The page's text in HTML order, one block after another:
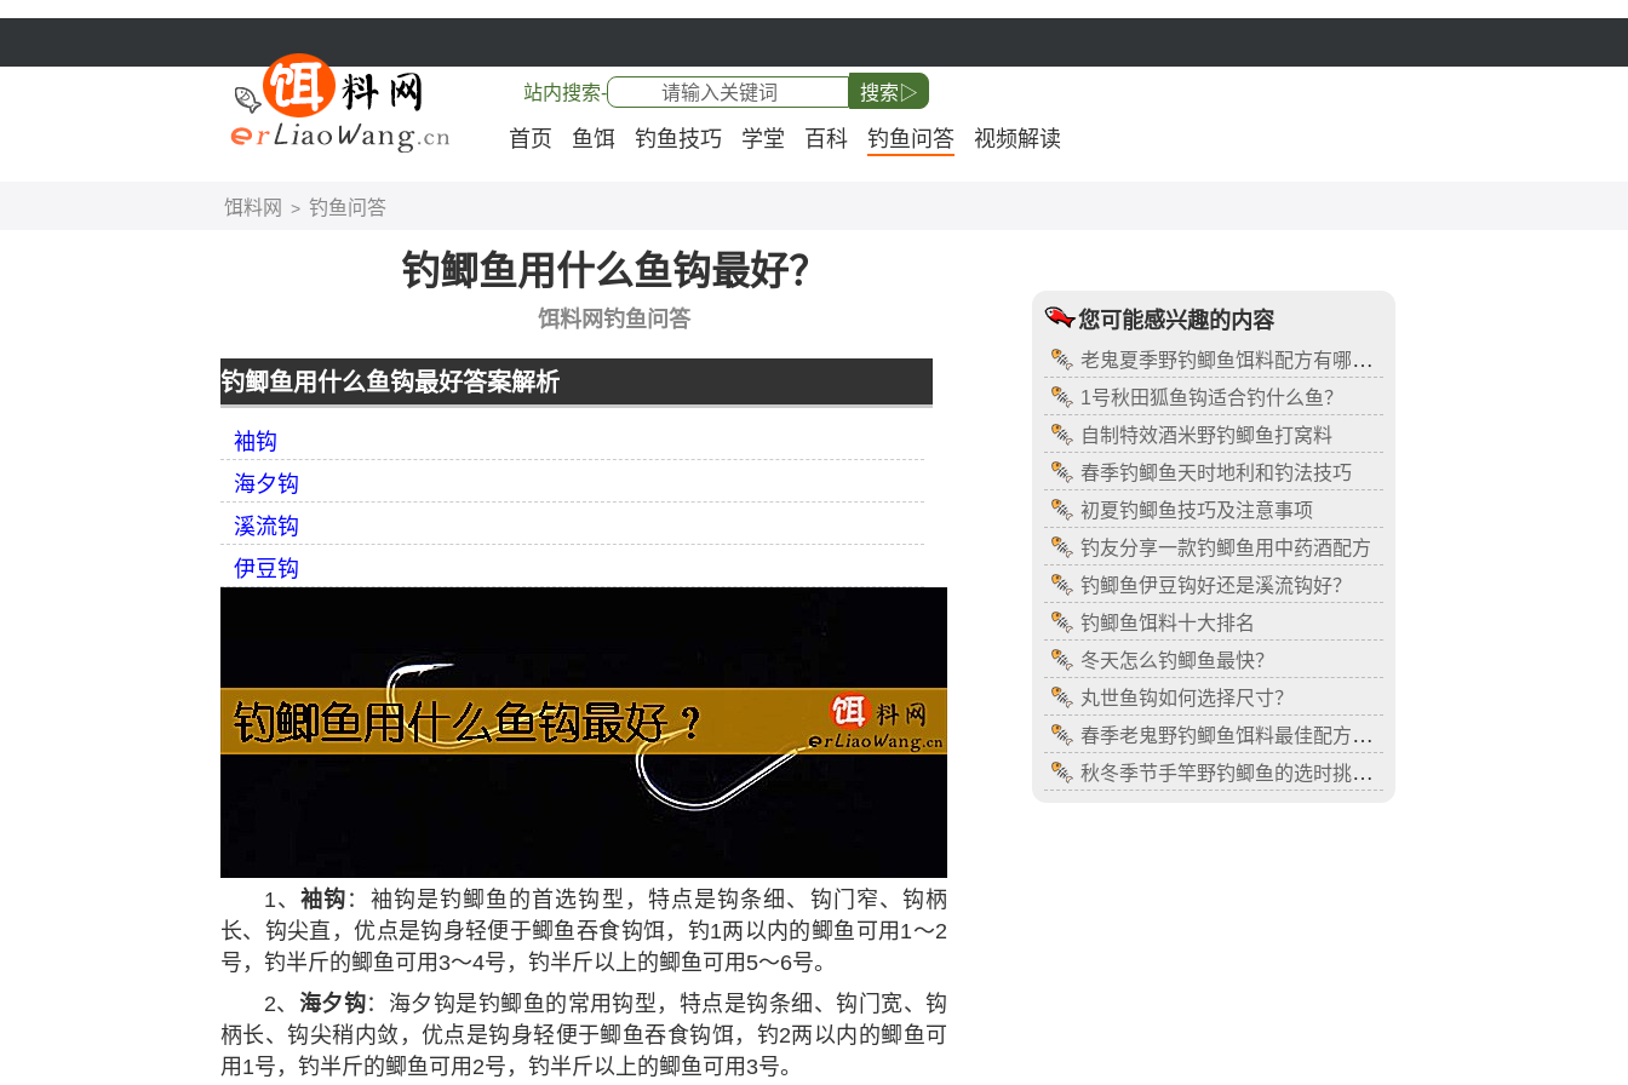
站内搜索- 搜索▷
首页 鱼饵 钓鱼技巧 学堂 百科 钓鱼问答 视频解读
饵料网 > 钓鱼问答
钓鲫鱼用什么鱼钩最好？
饵料网钓鱼问答
钓鲫鱼用什么鱼钩最好答案解析
袖钩
海夕钩
溪流钩
伊豆钩
1、袖钩 ：袖钩是钓鲫鱼的首选钩型，特点是钩条细、钩门窄、钩柄
长、钩尖直，优点是钩身轻便于鲫鱼吞食钩饵，钓1两以内的鲫鱼可用1～2
号，钓半斤的鲫鱼可用3～4号，钓半斤以上的鲫鱼可用5～6号。
2、 海夕钩：海夕钩是钓鲫鱼的常用钩型，特点是钩条细、钩门宽、钩
柄长、钩尖稍内敛，优点是钩身轻便于鲫鱼吞食钩饵，钓2两以内的鲫鱼可
用1号，钓半斤的鲫鱼可用2号，钓半斤以上的鲫鱼可用3号。
您可能感兴趣的内容
老鬼夏季野钓鲫鱼饵料配方有哪些？
1号秋田狐鱼钩适合钓什么鱼？
自制特效酒米野钓鲫鱼打窝料
春季钓鲫鱼天时地利和钓法技巧
初夏钓鲫鱼技巧及注意事项
钓友分享一款钓鲫鱼用中药酒配方
钓鲫鱼伊豆钩好还是溪流钩好？
钓鲫鱼饵料十大排名
冬天怎么钓鲫鱼最快？
丸世鱼钩如何选择尺寸？
春季老鬼野钓鲫鱼饵料最佳配方有哪些？
秋冬季节手竿野钓鲫鱼的选时挑具配饵技巧